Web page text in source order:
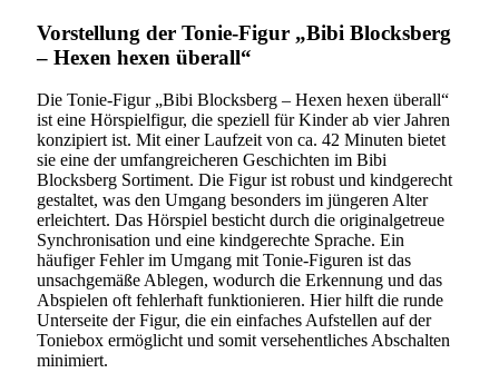
Vorstellung der Tonie-Figur „Bibi Blocksberg
– Hexen hexen überall“
Die Tonie-Figur „Bibi Blocksberg – Hexen hexen überall“
ist eine Hörspielfigur, die speziell für Kinder ab vier Jahren
konzipiert ist. Mit einer Laufzeit von ca. 42 Minuten bietet
sie eine der umfangreicheren Geschichten im Bibi
Blocksberg Sortiment. Die Figur ist robust und kindgerecht
gestaltet, was den Umgang besonders im jüngeren Alter
erleichtert. Das Hörspiel besticht durch die originalgetreue
Synchronisation und eine kindgerechte Sprache. Ein
häufiger Fehler im Umgang mit Tonie-Figuren ist das
unsachgemäße Ablegen, wodurch die Erkennung und das
Abspielen oft fehlerhaft funktionieren. Hier hilft die runde
Unterseite der Figur, die ein einfaches Aufstellen auf der
Toniebox ermöglicht und somit versehentliches Abschalten
minimiert.